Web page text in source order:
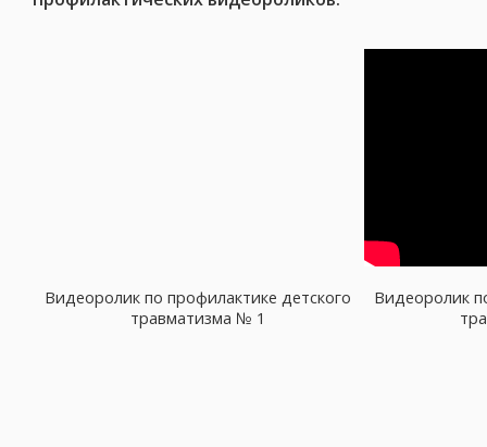
Видеоролик по профилактике детского
травматизма № 1
Видеоролик